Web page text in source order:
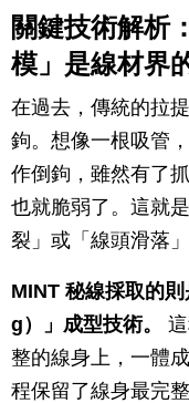
關鍵技術解析
模」是線材界
在過去，傳統的拉
鉤。想像一根吸管
作倒鉤，雖然有了
也就脆弱了。這就
裂」或「線頭滑落」
MINT 秘線採取的
g）」成型技術。
整的線身上，一體
程保留了線身最完